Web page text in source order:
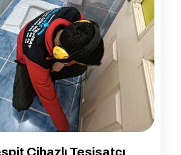
Cihazlı Tesisatçı